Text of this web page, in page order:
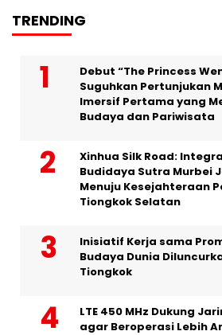
TRENDING
Debut “The Princess
Suguhkan Pertunjukan
Imersif Pertama yang
Budaya dan Pariwisata
Xinhua Silk Road:
Budidaya Sutra Murbei
Menuju Kesejahteraan
Tiongkok Selatan
Inisiatif Kerja sama
Budaya Dunia
Tiongkok
LTE 450 MHz Dukung
agar Beroperasi Lebih